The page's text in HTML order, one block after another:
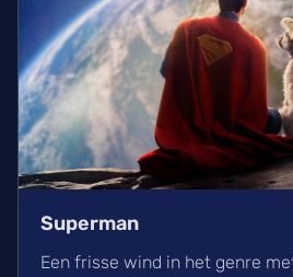
Superman
Een frisse wind in het genre